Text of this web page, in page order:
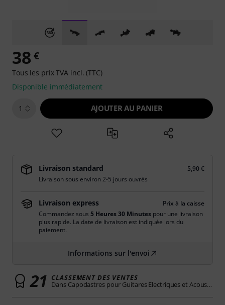
38 €
Tous les prix TVA incl. (TTC)
Disponible immédiatement
1 AJOUTER AU PANIER
Livraison standard
5,90 €
Livraison sous environ 2-5 jours ouvrés
Livraison express
Prix à la caisse
Commandez sous 5 Heures 30 Minutes pour une livraison
plus rapide. La date de livraison est indiquée lors du
paiement.
Informations sur l'envoi
21 CLASSEMENT DES VENTES
Dans Capodastres pour Guitares Electriques et Acoustiques